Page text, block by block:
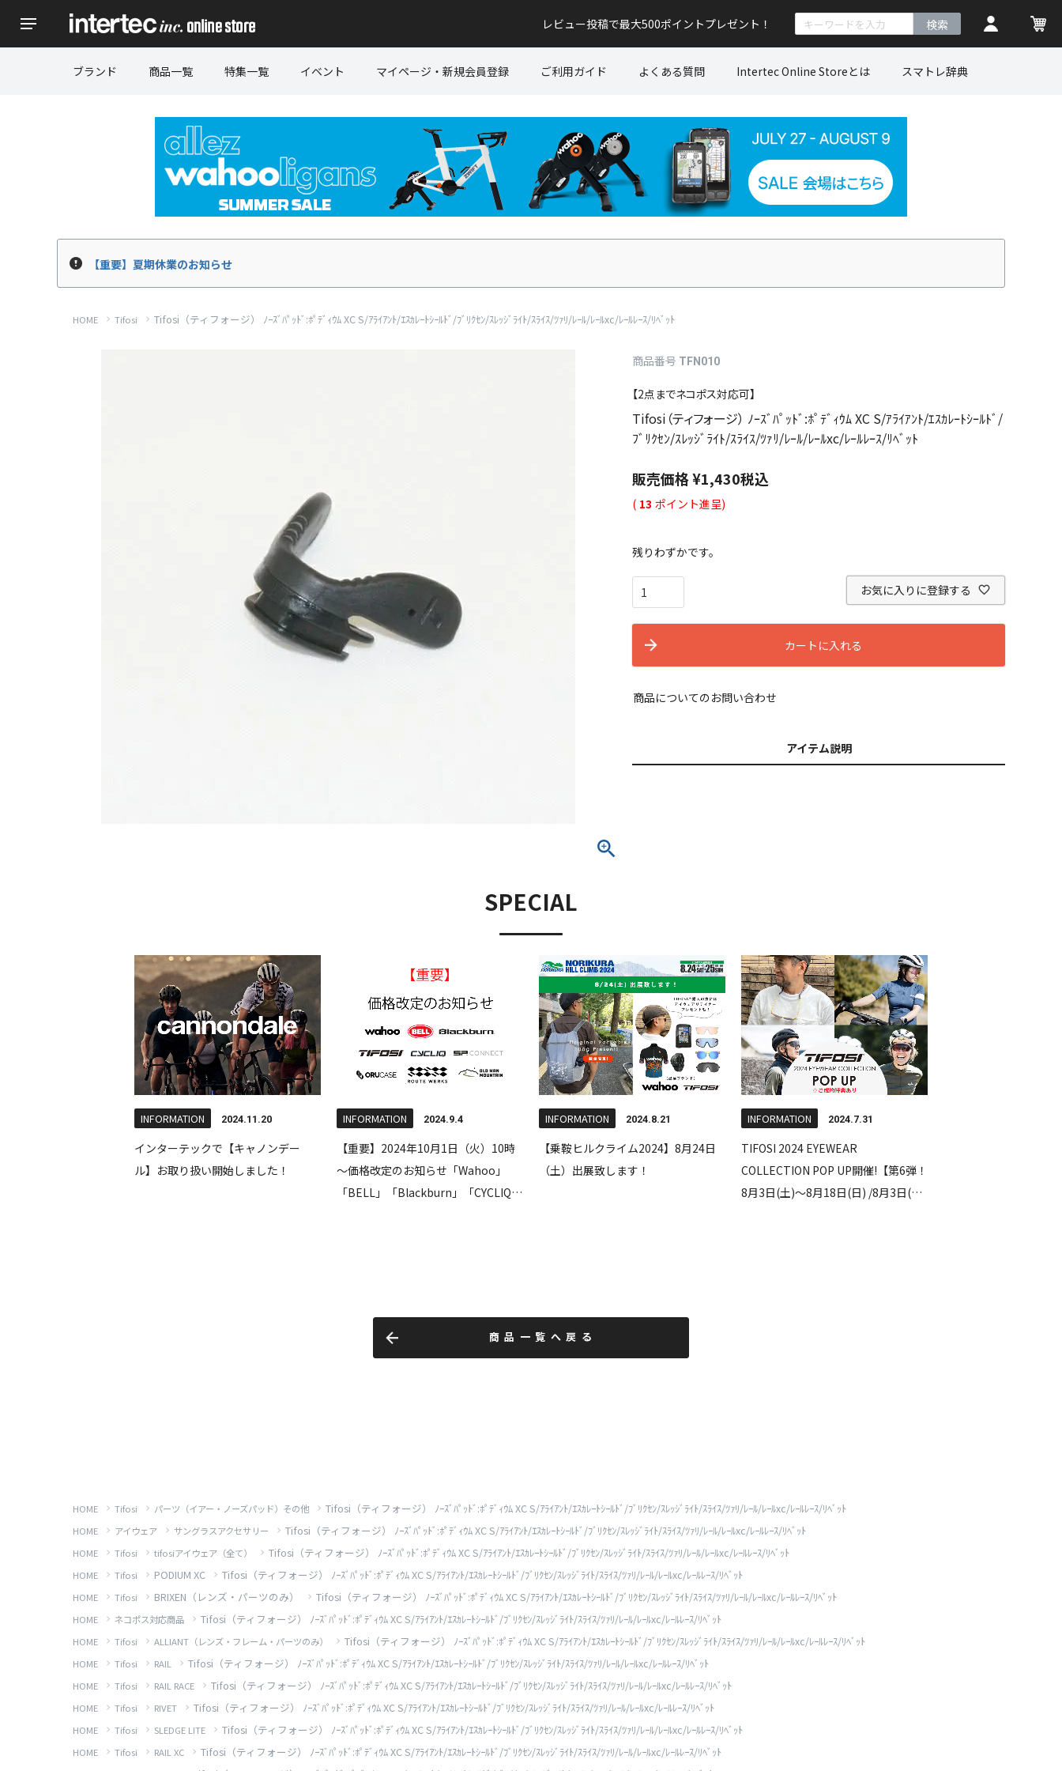
レビュー投稿で最大500ポイントプレゼント！
ブランド 商品一覧 特集一覧 イベント マイページ・新規会員登録 ご利用ガイド よくある質問 Intertec Online Storeとは スマトレ辞典
【重要】夏期休業のお知らせ
HOME Tifosi Tifosi（ティフォージ） ﾉｰｽﾞﾊﾟｯﾄﾞ:ﾎﾟﾃﾞｨｳﾑ XC S/ｱﾗｲｱﾝﾄ/ｴｽｶﾚｰﾄｼｰﾙﾄﾞ/ﾌﾞﾘｸｾﾝ/ｽﾚｯｼﾞﾗｲﾄ/ｽﾗｲｽ/ﾂｧﾘ/ﾚｰﾙ/ﾚｰﾙxc/ﾚｰﾙﾚｰｽ/ﾘﾍﾞｯﾄ
商品番号 TFN010
【2点までネコポス対応可】
Tifosi（ティフォージ） ﾉｰｽﾞﾊﾟｯﾄﾞ:ﾎﾟﾃﾞｨｳﾑ XC S/ｱﾗｲｱﾝﾄ/ｴｽｶﾚｰﾄｼｰﾙﾄﾞ/
ﾌﾞﾘｸｾﾝ/ｽﾚｯｼﾞﾗｲﾄ/ｽﾗｲｽ/ﾂｧﾘ/ﾚｰﾙ/ﾚｰﾙxc/ﾚｰﾙﾚｰｽ/ﾘﾍﾞｯﾄ
販売価格¥1,430税込
( 13 ポイント進呈)
残りわずかです。
お気に入りに登録する
カートに入れる
商品についてのお問い合わせ
アイテム説明
SPECIAL
商品一覧へ戻る
HOME Tifosi パーツ（イアー・ノーズパッド）その他 Tifosi（ティフォージ） ﾉｰｽﾞﾊﾟｯﾄﾞ:ﾎﾟﾃﾞｨｳﾑ XC S/ｱﾗｲｱﾝﾄ/ｴｽｶﾚｰﾄｼｰﾙﾄﾞ/ﾌﾞﾘｸｾﾝ/ｽﾚｯｼﾞﾗｲﾄ/ｽﾗｲｽ/ﾂｧﾘ/ﾚｰﾙ/ﾚｰﾙxc/ﾚｰﾙﾚｰｽ/ﾘﾍﾞｯﾄ
HOME アイウェア サングラスアクセサリー Tifosi（ティフォージ） ﾉｰｽﾞﾊﾟｯﾄﾞ:ﾎﾟﾃﾞｨｳﾑ XC S/ｱﾗｲｱﾝﾄ/ｴｽｶﾚｰﾄｼｰﾙﾄﾞ/ﾌﾞﾘｸｾﾝ/ｽﾚｯｼﾞﾗｲﾄ/ｽﾗｲｽ/ﾂｧﾘ/ﾚｰﾙ/ﾚｰﾙxc/ﾚｰﾙﾚｰｽ/ﾘﾍﾞｯﾄ
HOME Tifosi tifosiアイウェア（全て） Tifosi（ティフォージ） ﾉｰｽﾞﾊﾟｯﾄﾞ:ﾎﾟﾃﾞｨｳﾑ XC S/ｱﾗｲｱﾝﾄ/ｴｽｶﾚｰﾄｼｰﾙﾄﾞ/ﾌﾞﾘｸｾﾝ/ｽﾚｯｼﾞﾗｲﾄ/ｽﾗｲｽ/ﾂｧﾘ/ﾚｰﾙ/ﾚｰﾙxc/ﾚｰﾙﾚｰｽ/ﾘﾍﾞｯﾄ
HOME Tifosi PODIUM XC Tifosi（ティフォージ） ﾉｰｽﾞﾊﾟｯﾄﾞ:ﾎﾟﾃﾞｨｳﾑ XC S/ｱﾗｲｱﾝﾄ/ｴｽｶﾚｰﾄｼｰﾙﾄﾞ/ﾌﾞﾘｸｾﾝ/ｽﾚｯｼﾞﾗｲﾄ/ｽﾗｲｽ/ﾂｧﾘ/ﾚｰﾙ/ﾚｰﾙxc/ﾚｰﾙﾚｰｽ/ﾘﾍﾞｯﾄ
HOME Tifosi BRIXEN（レンズ・パーツのみ） Tifosi（ティフォージ） ﾉｰｽﾞﾊﾟｯﾄﾞ:ﾎﾟﾃﾞｨｳﾑ XC S/ｱﾗｲｱﾝﾄ/ｴｽｶﾚｰﾄｼｰﾙﾄﾞ/ﾌﾞﾘｸｾﾝ/ｽﾚｯｼﾞﾗｲﾄ/ｽﾗｲｽ/ﾂｧﾘ/ﾚｰﾙ/ﾚｰﾙxc/ﾚｰﾙﾚｰｽ/ﾘﾍﾞｯﾄ
HOME ネコポス対応商品 Tifosi（ティフォージ） ﾉｰｽﾞﾊﾟｯﾄﾞ:ﾎﾟﾃﾞｨｳﾑ XC S/ｱﾗｲｱﾝﾄ/ｴｽｶﾚｰﾄｼｰﾙﾄﾞ/ﾌﾞﾘｸｾﾝ/ｽﾚｯｼﾞﾗｲﾄ/ｽﾗｲｽ/ﾂｧﾘ/ﾚｰﾙ/ﾚｰﾙxc/ﾚｰﾙﾚｰｽ/ﾘﾍﾞｯﾄ
HOME Tifosi ALLIANT（レンズ・フレーム・パーツのみ） Tifosi（ティフォージ） ﾉｰｽﾞﾊﾟｯﾄﾞ:ﾎﾟﾃﾞｨｳﾑ XC S/ｱﾗｲｱﾝﾄ/ｴｽｶﾚｰﾄｼｰﾙﾄﾞ/ﾌﾞﾘｸｾﾝ/ｽﾚｯｼﾞﾗｲﾄ/ｽﾗｲｽ/ﾂｧﾘ/ﾚｰﾙ/ﾚｰﾙxc/ﾚｰﾙﾚｰｽ/ﾘﾍﾞｯﾄ
HOME Tifosi RAIL Tifosi（ティフォージ） ﾉｰｽﾞﾊﾟｯﾄﾞ:ﾎﾟﾃﾞｨｳﾑ XC S/ｱﾗｲｱﾝﾄ/ｴｽｶﾚｰﾄｼｰﾙﾄﾞ/ﾌﾞﾘｸｾﾝ/ｽﾚｯｼﾞﾗｲﾄ/ｽﾗｲｽ/ﾂｧﾘ/ﾚｰﾙ/ﾚｰﾙxc/ﾚｰﾙﾚｰｽ/ﾘﾍﾞｯﾄ
HOME Tifosi RAIL RACE Tifosi（ティフォージ） ﾉｰｽﾞﾊﾟｯﾄﾞ:ﾎﾟﾃﾞｨｳﾑ XC S/ｱﾗｲｱﾝﾄ/ｴｽｶﾚｰﾄｼｰﾙﾄﾞ/ﾌﾞﾘｸｾﾝ/ｽﾚｯｼﾞﾗｲﾄ/ｽﾗｲｽ/ﾂｧﾘ/ﾚｰﾙ/ﾚｰﾙxc/ﾚｰﾙﾚｰｽ/ﾘﾍﾞｯﾄ
HOME Tifosi RIVET Tifosi（ティフォージ） ﾉｰｽﾞﾊﾟｯﾄﾞ:ﾎﾟﾃﾞｨｳﾑ XC S/ｱﾗｲｱﾝﾄ/ｴｽｶﾚｰﾄｼｰﾙﾄﾞ/ﾌﾞﾘｸｾﾝ/ｽﾚｯｼﾞﾗｲﾄ/ｽﾗｲｽ/ﾂｧﾘ/ﾚｰﾙ/ﾚｰﾙxc/ﾚｰﾙﾚｰｽ/ﾘﾍﾞｯﾄ
HOME Tifosi SLEDGE LITE Tifosi（ティフォージ） ﾉｰｽﾞﾊﾟｯﾄﾞ:ﾎﾟﾃﾞｨｳﾑ XC S/ｱﾗｲｱﾝﾄ/ｴｽｶﾚｰﾄｼｰﾙﾄﾞ/ﾌﾞﾘｸｾﾝ/ｽﾚｯｼﾞﾗｲﾄ/ｽﾗｲｽ/ﾂｧﾘ/ﾚｰﾙ/ﾚｰﾙxc/ﾚｰﾙﾚｰｽ/ﾘﾍﾞｯﾄ
HOME Tifosi RAIL XC Tifosi（ティフォージ） ﾉｰｽﾞﾊﾟｯﾄﾞ:ﾎﾟﾃﾞｨｳﾑ XC S/ｱﾗｲｱﾝﾄ/ｴｽｶﾚｰﾄｼｰﾙﾄﾞ/ﾌﾞﾘｸｾﾝ/ｽﾚｯｼﾞﾗｲﾄ/ｽﾗｲｽ/ﾂｧﾘ/ﾚｰﾙ/ﾚｰﾙxc/ﾚｰﾙﾚｰｽ/ﾘﾍﾞｯﾄ